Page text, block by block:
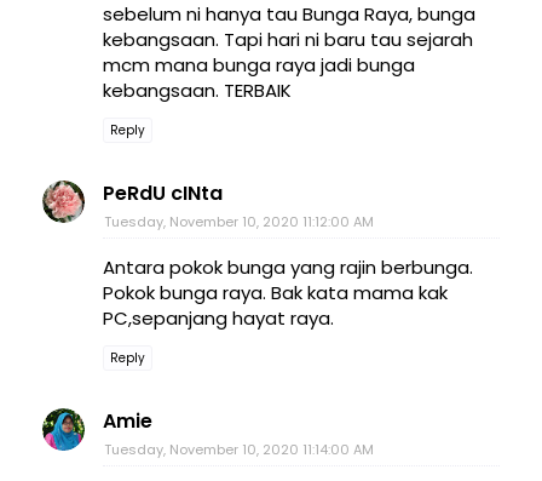
sebelum ni hanya tau Bunga Raya, bunga
kebangsaan. Tapi hari ni baru tau sejarah
mcm mana bunga raya jadi bunga
kebangsaan. TERBAIK
Reply
PeRdU cINta
Tuesday, November 10, 2020 11:12:00 AM
Antara pokok bunga yang rajin berbunga.
Pokok bunga raya. Bak kata mama kak
PC,sepanjang hayat raya.
Reply
Amie
Tuesday, November 10, 2020 11:14:00 AM